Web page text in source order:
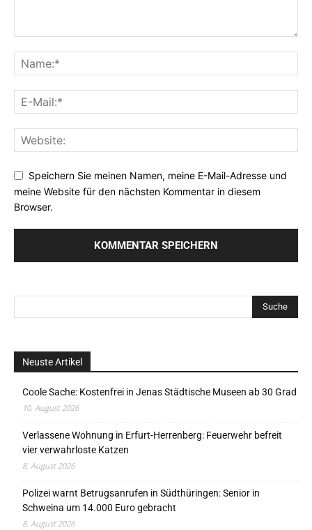
Speichern Sie meinen Namen, meine E-Mail-Adresse und
meine Website für den nächsten Kommentar in diesem
Browser.
Neuste Artikel
Coole Sache: Kostenfrei in Jenas Städtische Museen ab 30 Grad
10. August 2026
Verlassene Wohnung in Erfurt-Herrenberg: Feuerwehr befreit
vier verwahrloste Katzen
8. August 2026
Polizei warnt Betrugsanrufen in Südthüringen: Senior in
Schweina um 14.000 Euro gebracht
8. August 2026